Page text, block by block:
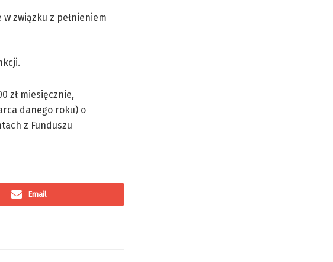
związku z pełnieniem
zł miesięcznie,
danego roku) o
z Funduszu
Email